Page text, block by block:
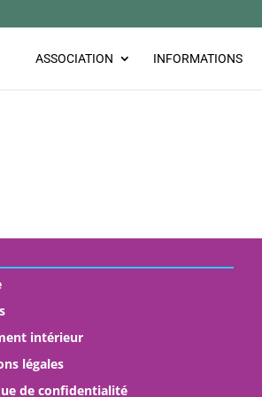
ASSOCIATION INFORMATIONS
intérieur
légales
de confidentialité